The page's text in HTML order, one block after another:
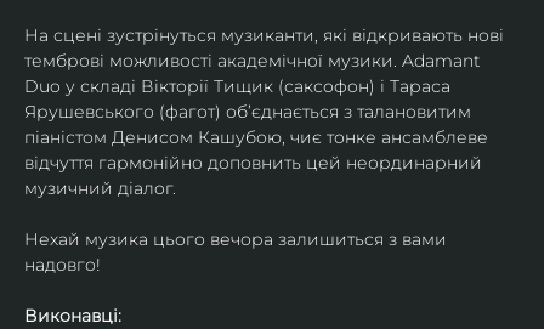
На сцені зустрінуться музиканти, які відкривають нові
темброві можливості академічної музики. Adamant
Duo у складі Вікторії Тищик (саксофон) і Тараса
Ярушевського (фагот) об’єднається з талановитим
піаністом Денисом Кашубою, чиє тонке ансамблеве
відчуття гармонійно доповнить цей неординарний
музичний діалог.
Нехай музика цього вечора залишиться з вами
надовго!
Виконавці: